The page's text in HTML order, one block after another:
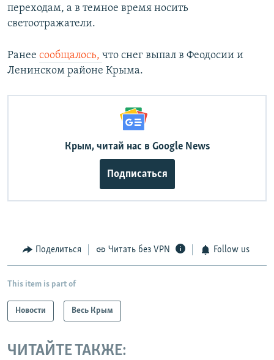
переходам, а в темное время носить
светоотражатели.
Ранее сообщалось, что снег выпал в Феодосии и
Ленинском районе Крыма.
Крым, читай нас в Google News
Подписаться
Поделиться Читать без VPN Follow us
This item is part of
Новости Весь Крым
ЧИТАЙТЕ ТАКЖЕ: